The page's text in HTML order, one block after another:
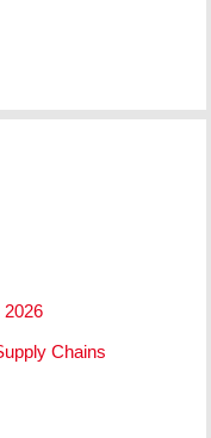
2026
Chains